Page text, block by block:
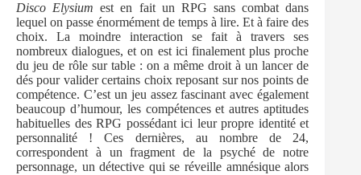
Disco Elysium est en fait un RPG sans combat dans
lequel on passe énormément de temps à lire. Et à faire des
choix. La moindre interaction se fait à travers ses
nombreux dialogues, et on est ici finalement plus proche
du jeu de rôle sur table : on a même droit à un lancer de
dés pour valider certains choix reposant sur nos points de
compétence. C’est un jeu assez fascinant avec également
beaucoup d’humour, les compétences et autres aptitudes
habituelles des RPG possédant ici leur propre identité et
personnalité ! Ces dernières, au nombre de 24,
correspondent à un fragment de la psyché de notre
personnage, un détective qui se réveille amnésique alors